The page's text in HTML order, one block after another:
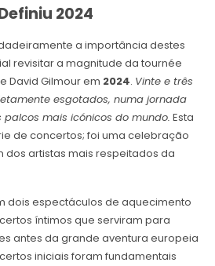
2024
a importância destes
revisitar a magnitude da tournée
David Gilmour em 2024. Vinte e três
esgotados, numa jornada
palcos mais icónicos do mundo. Esta
de concertos; foi uma celebração
dos artistas mais respeitados da
dois espectáculos de aquecimento
íntimos que serviram para
antes da grande aventura europeia
iniciais foram fundamentais